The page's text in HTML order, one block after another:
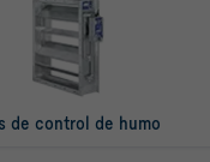
de control de humo